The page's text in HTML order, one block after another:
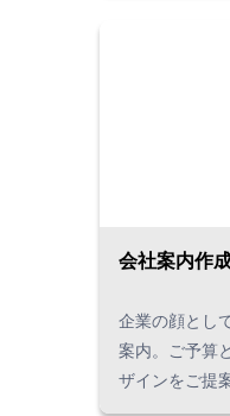
会社案内作
企業の顔とし
案内。ご予算
ザインをご提
ては掲載する